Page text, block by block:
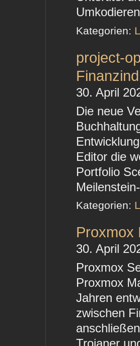
Kategorien:
project-
30. April
Die neue
Editor die
Portfolio
Kategorien:
Proxmox
30. April
Proxmox
Proxmox
Jahren
zwischen
Trojaner